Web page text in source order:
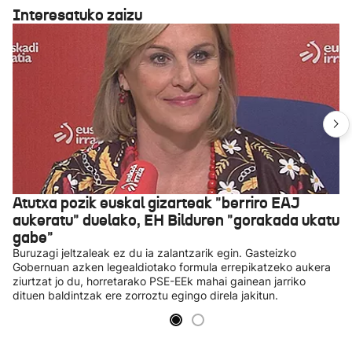
Interesatuko zaizu
Atutxa pozik euskal gizarteak "berriro EAJ
aukeratu" duelako, EH Bilduren "gorakada ukatu
gabe"
Buruzagi jeltzaleak ez du ia zalantzarik egin. Gasteizko
Gobernuan azken legealdiotako formula errepikatzeko aukera
ziurtzat jo du, horretarako PSE-EEk mahai gainean jarriko
dituen baldintzak ere zorroztu egingo direla jakitun.